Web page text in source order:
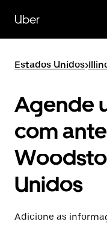
para
conteúdo
Uber
Estados Unidos>
Agende
com
Unidos
Adicione as